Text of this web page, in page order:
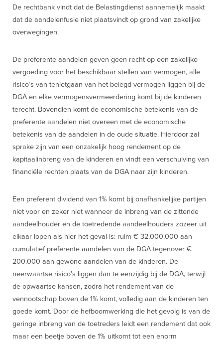
De rechtbank vindt dat de Belastingdienst aannemelijk maakt
dat de aandelenfusie niet plaatsvindt op grond van zakelijke
overwegingen.
De preferente aandelen geven geen recht op een zakelijke
vergoeding voor het beschikbaar stellen van vermogen, alle
risico’s van tenietgaan van het belegd vermogen liggen bij de
DGA en elke vermogensvermeerdering komt bij de kinderen
terecht. Bovendien komt de economische betekenis van de
preferente aandelen niet overeen met de economische
betekenis van de aandelen in de oude situatie. Hierdoor zal
sprake zijn van een onzakelijk hoog rendement op de
kapitaalinbreng van de kinderen en vindt een verschuiving van
financiële rechten plaats van de DGA naar zijn kinderen.
Een preferent dividend van 1% komt bij onafhankelijke partijen
niet voor en zeker niet wanneer de inbreng van de zittende
aandeelhouder en de toetredende aandeelhouders zozeer uit
elkaar lopen als hier het geval is: ruim € 32.000.000 aan
cumulatief preferente aandelen van de DGA tegenover €
200.000 aan gewone aandelen van de kinderen. De
neerwaartse risico’s liggen dan te eenzijdig bij de DGA, terwijl
de opwaartse kansen, zodra het rendement van de
vennootschap boven de 1% komt, volledig aan de kinderen ten
goede komt. Door de hefboomwerking die het gevolg is van de
geringe inbreng van de toetreders leidt een rendement dat ook
maar een beetje boven de 1% uitkomt tot een enorm